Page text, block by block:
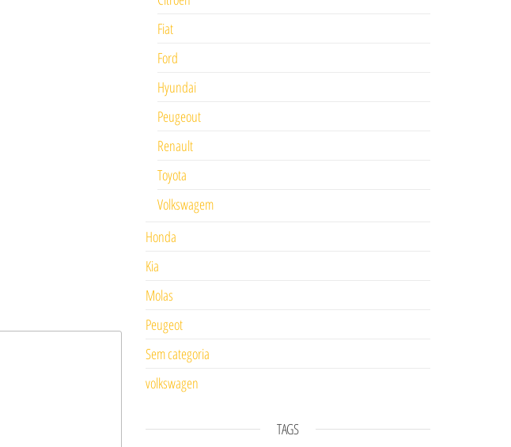
Fiat
Ford
Hyundai
Peugeout
Renault
Toyota
Volkswagem
Honda
Kia
Molas
Peugeot
Sem categoria
volkswagen
TAGS